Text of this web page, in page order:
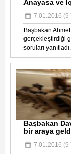
Anayasa ve
7.01.2016 (9
Başbakan
gerçekleştirdiği
soruları yanıtladı.
Başbakan
bir araya
7.01.2016 (9